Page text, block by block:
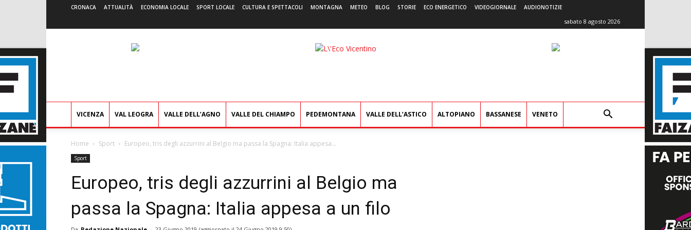
CRONACA ATTUALITÀ ECONOMIA LOCALE SPORT LOCALE CULTURA E SPETTACOLI MONTAGNA METEO BLOG STORIE ECO ENERGETICO VIDEOGIORNALE AUDIONOTIZIE
sabato 8 agosto 2026
L'Eco
VICENZA VAL LEOGRA VALLE DELL’AGNO VALLE DEL CHIAMPO PEDEMONTANA VALLE DELL’ASTICO ALTOPIANO BASSANESE VENETO
Home Sport Europeo, tris degli azzurrini al Belgio ma passa la Spagna: Italia appesa...
Sport
Europeo, tris degli azzurrini al Belgio ma
passa la Spagna: Italia appesa a un filo